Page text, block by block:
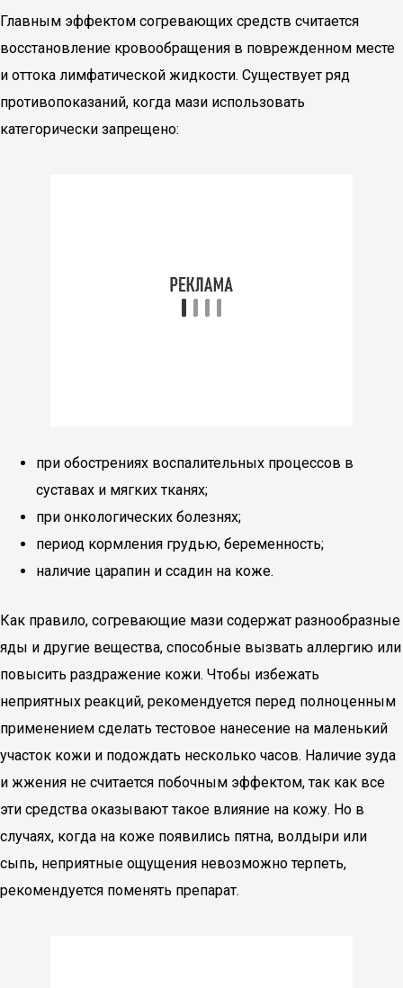
Главным эффектом согревающих средств считается
восстановление кровообращения в поврежденном месте
и оттока лимфатической жидкости. Существует ряд
противопоказаний, когда мази использовать
категорически запрещено:
при обострениях воспалительных процессов в
суставах и мягких тканях;
при онкологических болезнях;
период кормления грудью, беременность;
наличие царапин и ссадин на коже.
Как правило, согревающие мази содержат разнообразные
яды и другие вещества, способные вызвать аллергию или
повысить раздражение кожи. Чтобы избежать
неприятных реакций, рекомендуется перед полноценным
применением сделать тестовое нанесение на маленький
участок кожи и подождать несколько часов. Наличие зуда
и жжения не считается побочным эффектом, так как все
эти средства оказывают такое влияние на кожу. Но в
случаях, когда на коже появились пятна, волдыри или
сыпь, неприятные ощущения невозможно терпеть,
рекомендуется поменять препарат.